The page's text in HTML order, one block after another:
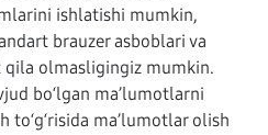
ishlatishi mumkin,
brauzer asboblari va
olmasligingiz mumkin.
bo‘lgan ma’lumotlarni
to‘g‘risida ma’lumotlar olish